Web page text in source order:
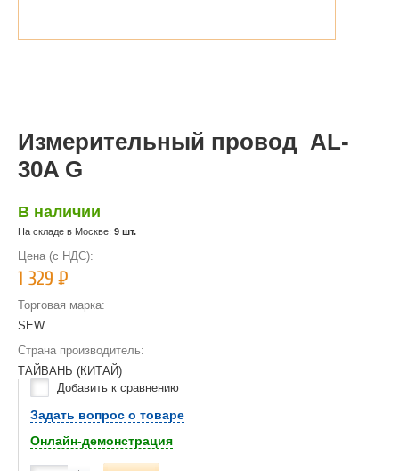
Измерительный провод AL-
30A G
В наличии
На складе в Москве: 9 шт.
Цена (с НДС):
1 329Р
Торговая марка:
SEW
Страна производитель:
ТАЙВАНЬ (КИТАЙ)
Добавить к сравнению
Задать вопрос о товаре
Онлайн-демонстрация